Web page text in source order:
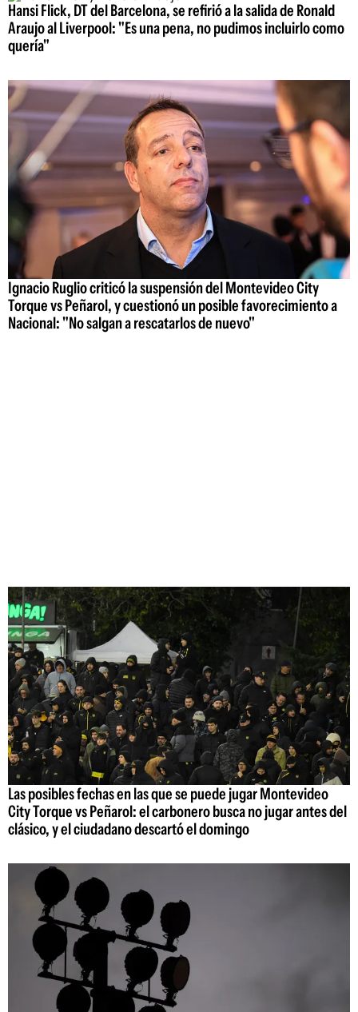
Hansi Flick, DT del Barcelona, se refirió a la salida de Ronald
Araujo al Liverpool: "Es una pena, no pudimos incluirlo como
quería"
Ignacio Ruglio criticó la suspensión del Montevideo City
Torque vs Peñarol, y cuestionó un posible favorecimiento a
Nacional: "No salgan a rescatarlos de nuevo"
Las posibles fechas en las que se puede jugar Montevideo
City Torque vs Peñarol: el carbonero busca no jugar antes del
clásico, y el ciudadano descartó el domingo